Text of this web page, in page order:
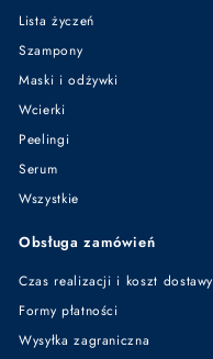
Lista życzeń
Szampony
Maski i odżywki
Wcierki
Peelingi
Serum
Wszystkie
Obsługa zamówień
Czas realizacji i koszt dostawy
Formy płatności
Wysyłka zagraniczna